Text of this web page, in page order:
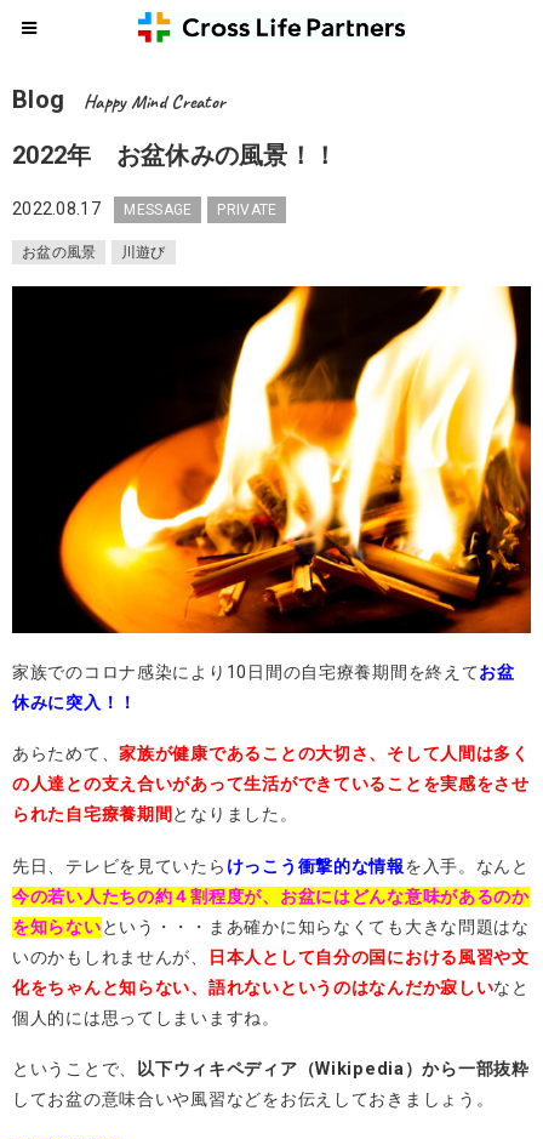
Blog Happy Mind Creator
2022年 お盆休みの風景！！
2022.08.17 MESSAGE PRIVATE
お盆の風景 川遊び
家族でのコロナ感染により10日間の自宅療養期間を終えてお盆
休みに突入！！
あらためて、家族が健康であることの大切さ、そして人間は多く
の人達との支え合いがあって生活ができていることを実感をさせ
られた自宅療養期間 となりました。
先日、テレビを見ていたら けっこう衝撃的な情報を入手。なんと
今の若い人たちの約４割程度が、お盆にはどんな意味があるのか
を知らないという・・・まあ確かに知らなくても大きな問題はな
いのかもしれませんが、
日本人として自分の国における風習や文
化をちゃんと知らない、語れないというのはなんだか寂しいなと
個人的には思ってしまいますね。
ということで、 以下ウィキペディア（Wikipedia）から一部抜粋
してお盆の意味合いや風習などをお伝えしておきましょう。